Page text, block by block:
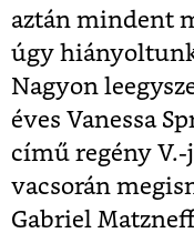
aztán mindent
úgy
Nagyon
éves Vanessa
című regény
vacsorán
Gabriel